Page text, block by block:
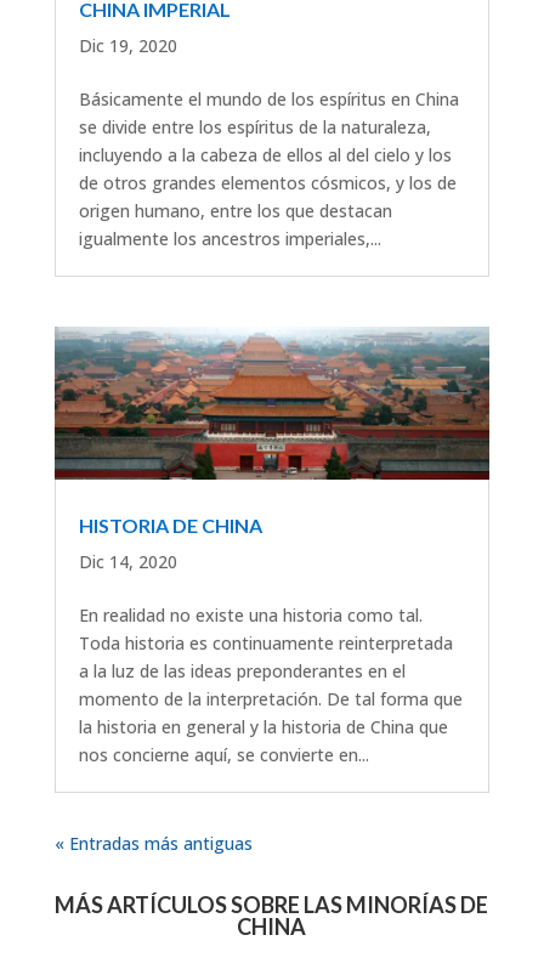
CHINA IMPERIAL
Dic 19, 2020
Básicamente el mundo de los espíritus en China
se divide entre los espíritus de la naturaleza,
incluyendo a la cabeza de ellos al del cielo y los
de otros grandes elementos cósmicos, y los de
origen humano, entre los que destacan
igualmente los ancestros imperiales,...
HISTORIA DE CHINA
Dic 14, 2020
En realidad no existe una historia como tal.
Toda historia es continuamente reinterpretada
a la luz de las ideas preponderantes en el
momento de la interpretación. De tal forma que
la historia en general y la historia de China que
nos concierne aquí, se convierte en...
« Entradas más antiguas
MÁS ARTÍCULOS SOBRE LAS MINORÍAS DE
CHINA